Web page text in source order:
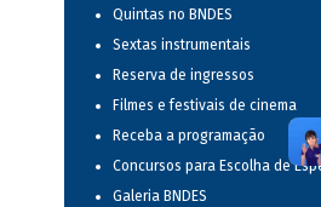
Quintas no BNDES
Sextas instrumentais
Reserva de ingressos
Filmes e festivais de cinema
Receba a programação
Concursos para Escolha de
Galeria BNDES